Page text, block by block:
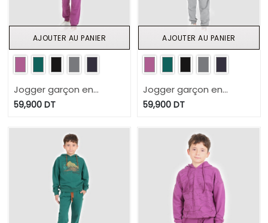
Jogger garçon en
molleton
59,900DT
AJOUTER AU PANIER
Jogger garçon en
molleton
59,900 DT
AJOUTER AU PANIER